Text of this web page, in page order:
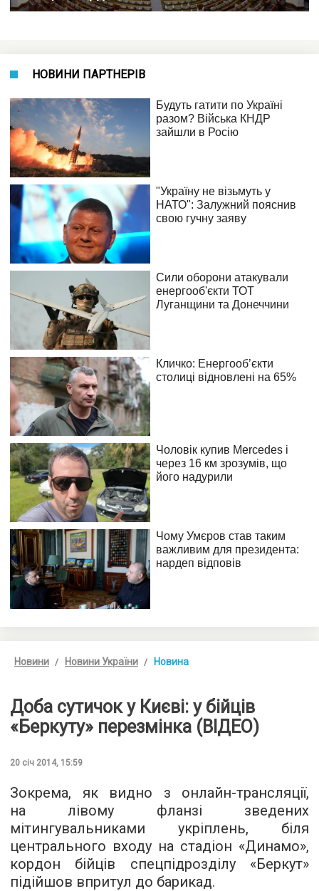
НОВИНИ ПАРТНЕРІВ
Новини Новини України Новина
Доба сутичок у Києві: у бійців
«Беркуту» перезмінка (ВІДЕО)
20 січ 2014, 15:59
Зокрема, як видно з онлайн-трансляції,
на лівому фланзі зведених
мітингувальниками укріплень, біля
центрального входу на стадіон «Динамо»,
кордон бійців спецпідрозділу «Беркут»
підійшов впритул до барикад.